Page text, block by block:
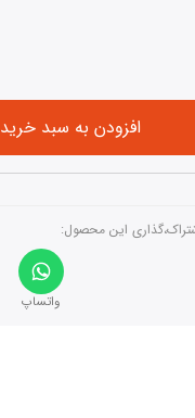
افزودن به سبد خرید
این محصول‌:
واتساپ